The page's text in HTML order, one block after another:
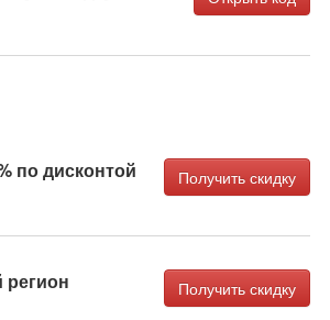
по дисконтой
Получить скидку
Получить скидку